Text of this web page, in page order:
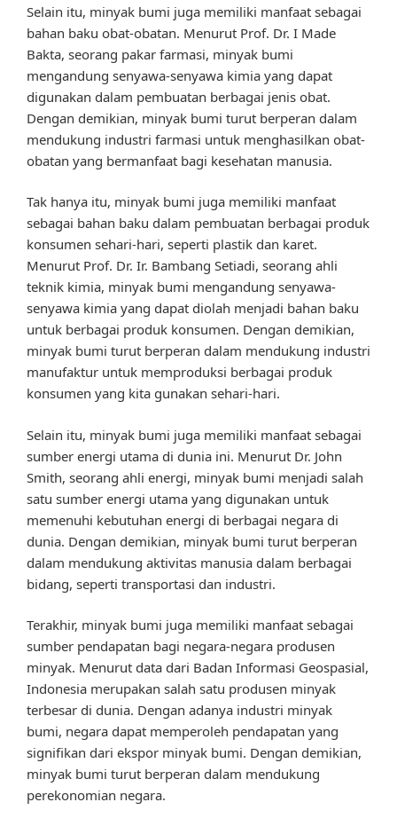
Selain itu, minyak bumi juga memiliki manfaat sebagai
bahan baku obat-obatan. Menurut Prof. Dr. I Made
Bakta, seorang pakar farmasi, minyak bumi
mengandung senyawa-senyawa kimia yang dapat
digunakan dalam pembuatan berbagai jenis obat.
Dengan demikian, minyak bumi turut berperan dalam
mendukung industri farmasi untuk menghasilkan obat-
obatan yang bermanfaat bagi kesehatan manusia.
Tak hanya itu, minyak bumi juga memiliki manfaat
sebagai bahan baku dalam pembuatan berbagai produk
konsumen sehari-hari, seperti plastik dan karet.
Menurut Prof. Dr. Ir. Bambang Setiadi, seorang ahli
teknik kimia, minyak bumi mengandung senyawa-
senyawa kimia yang dapat diolah menjadi bahan baku
untuk berbagai produk konsumen. Dengan demikian,
minyak bumi turut berperan dalam mendukung industri
manufaktur untuk memproduksi berbagai produk
konsumen yang kita gunakan sehari-hari.
Selain itu, minyak bumi juga memiliki manfaat sebagai
sumber energi utama di dunia ini. Menurut Dr. John
Smith, seorang ahli energi, minyak bumi menjadi salah
satu sumber energi utama yang digunakan untuk
memenuhi kebutuhan energi di berbagai negara di
dunia. Dengan demikian, minyak bumi turut berperan
dalam mendukung aktivitas manusia dalam berbagai
bidang, seperti transportasi dan industri.
Terakhir, minyak bumi juga memiliki manfaat sebagai
sumber pendapatan bagi negara-negara produsen
minyak. Menurut data dari Badan Informasi Geospasial,
Indonesia merupakan salah satu produsen minyak
terbesar di dunia. Dengan adanya industri minyak
bumi, negara dapat memperoleh pendapatan yang
signifikan dari ekspor minyak bumi. Dengan demikian,
minyak bumi turut berperan dalam mendukung
perekonomian negara.